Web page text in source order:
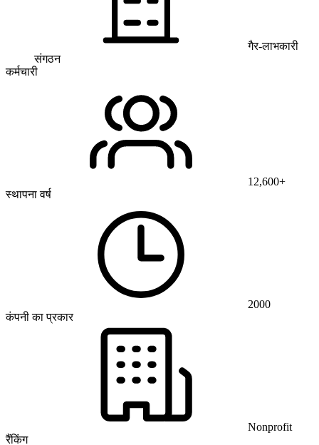
गैर-लाभकारी
संगठन
कर्मचारी
12,600+
स्थापना वर्ष
2000
कंपनी का प्रकार
Nonprofit
रैंकिंग